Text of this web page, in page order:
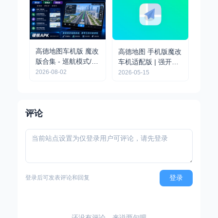
高德地图车机版 魔改
版合集 - 巡航模式/红
绿灯读秒/背景美化/
2026-08-02
高德地图 手机版魔改
车机适配版 | 强开车
道级，去广告
2026-05-15
评论
登录后可发表评论和回复 登录